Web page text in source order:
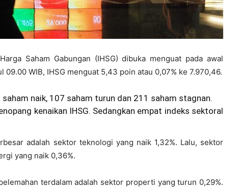
Saham Gabungan (IHSG) dibuka menguat pada awal
09.00 WIB, IHSG menguat 5,43 poin atau 0,07% ke 7.970,46.
naik, 107 saham turun dan 211 saham stagnan.
kenaikan IHSG. Sedangkan empat indeks sektoral
adalah sektor teknologi yang naik 1,32%. Lalu, sektor
yang naik 0,36%.
terdalam adalah sektor properti yang turun 0,29%.